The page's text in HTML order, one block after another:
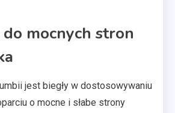
mocnych stron
jest biegły w dostosowywaniu
o mocne i słabe strony